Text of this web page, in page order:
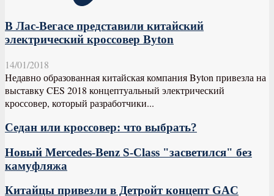
В Лас-Вегасе представили китайский
электрический кроссовер Byton
14/01/2018
Недавно образованная китайская компания Byton привезла на
выставку CES 2018 концептуальный электрический
кроссовер, который разработчики...
Седан или кроссовер: что выбрать?
Новый Mercedes-Benz S-Class "засветился" без
камуфляжа
Китайцы привезли в Детройт концепт GAC